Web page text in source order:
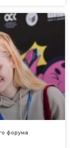
форума